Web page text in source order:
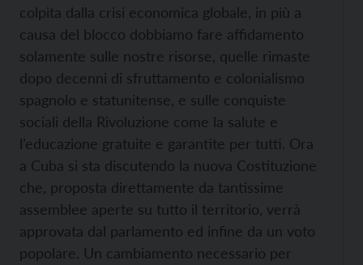
colpita dalla crisi economica globale, in più a
causa del blocco dobbiamo fare affidamento
solamente sulle nostre risorse, quelle rimaste
dopo decenni di sfruttamento e colonialismo
spagnolo e statunitense, e sulle conquiste
sociali della Rivoluzione come la salute e
l’educazione gratuite e garantite per tutti. Ora
a Cuba si sta discutendo la nuova Costituzione
che, proposta direttamente da tantissime
assemblee aperte su tutto il territorio, verrà
approvata dal parlamento ed infine da un voto
popolare. Un cambiamento necessario per